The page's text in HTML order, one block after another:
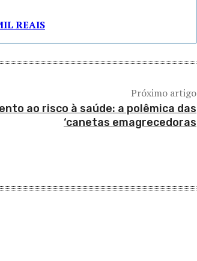
REAIS
Próximo artigo
ao risco à saúde: a polêmica das
‘canetas emagrecedoras